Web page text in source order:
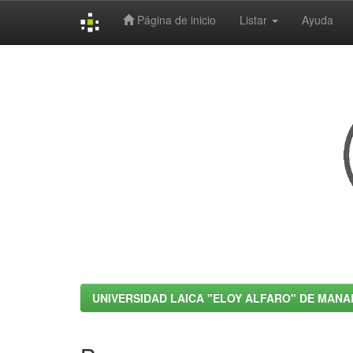
Página de inicio Listar Ayuda
UNIVERSIDAD LAICA "ELOY ALFARO" DE